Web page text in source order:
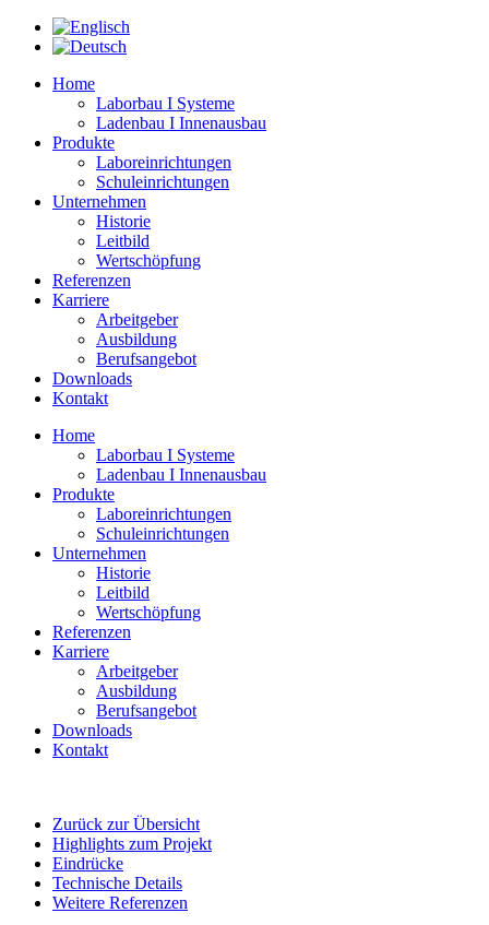
Zum
Inhalt
Home
Laborbau I Systeme
Ladenbau I Innenausbau
Produkte
Laboreinrichtungen
Schuleinrichtungen
Unternehmen
Historie
Leitbild
Wertschöpfung
Referenzen
Karriere
Arbeitgeber
Ausbildung
Berufsangebot
Downloads
Kontakt
Home
Laborbau I Systeme
Ladenbau I Innenausbau
Produkte
Laboreinrichtungen
Schuleinrichtungen
Unternehmen
Historie
Leitbild
Wertschöpfung
Referenzen
Karriere
Arbeitgeber
Ausbildung
Berufsangebot
Downloads
Kontakt
Zurück zur Übersicht
Highlights zum Projekt
Eindrücke
Technische Details
Weitere Referenzen